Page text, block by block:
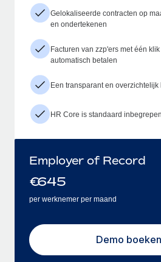
Gelokaliseerde contracten op
en ondertekenen
Facturen van zzp'ers met één
automatisch betalen
Een transparant en
HR Core is standaard inbegrepen
Employer of Record
€645
per werknemer per maand
Demo boeken